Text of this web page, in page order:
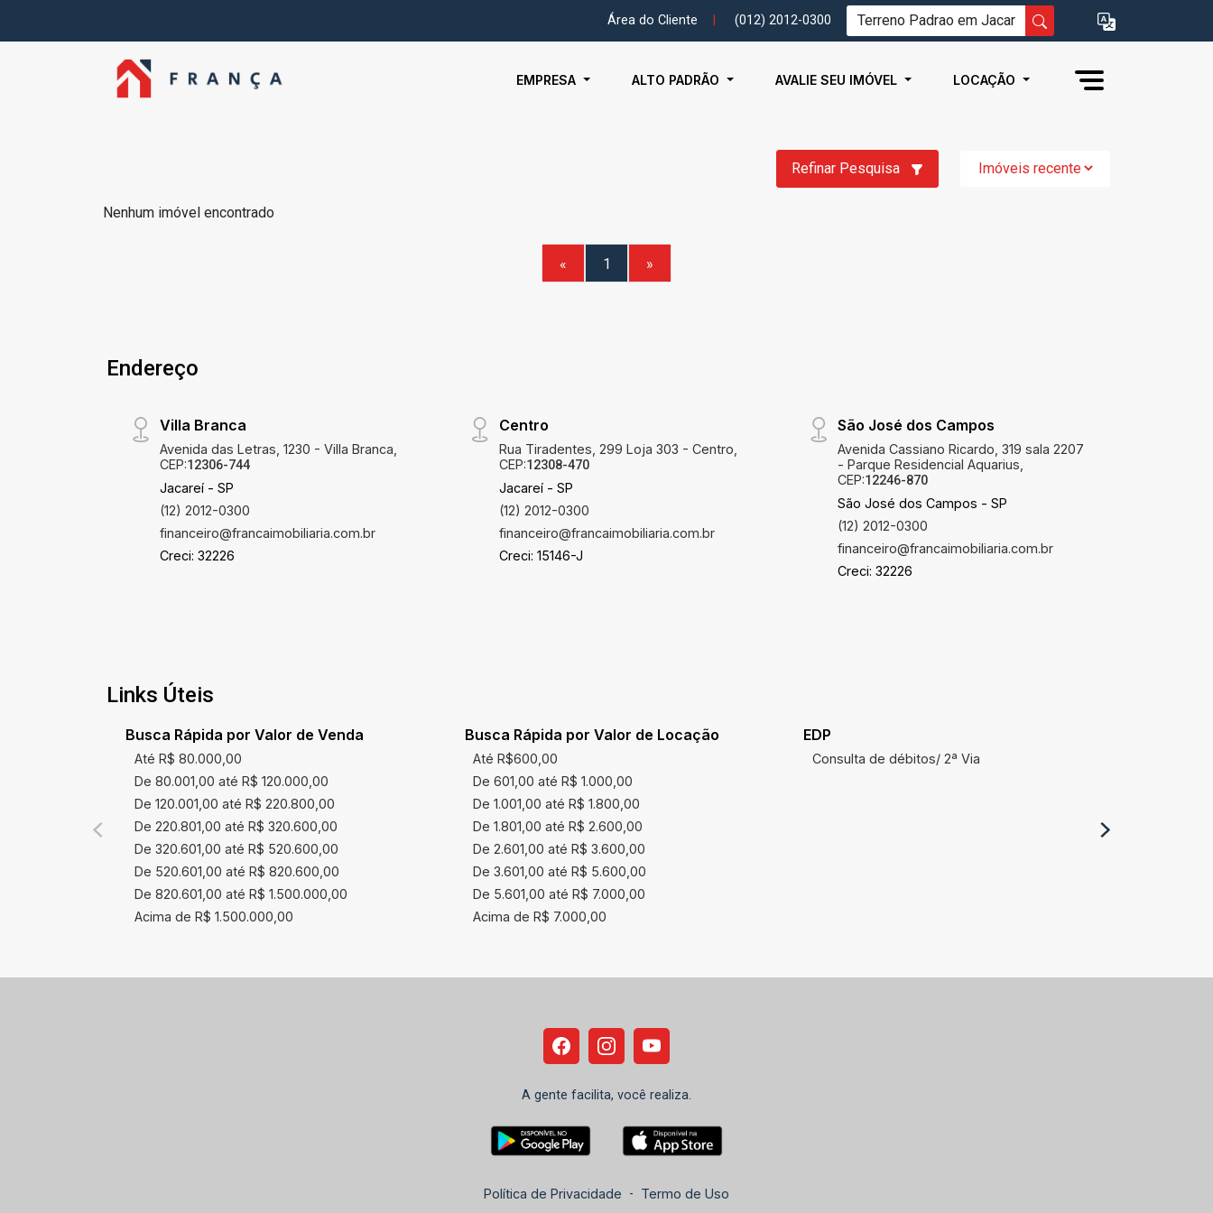
Área do Cliente (012) 2012-0300
EMPRESA ALTO PADRÃO AVALIE SEU IMÓVEL LOCAÇÃO
Refinar Pesquisa
Nenhum imóvel encontrado
« 1 »
Endereço
Villa Branca
Avenida das Letras, 1230 - Villa Branca,
CEP:12306-744
Jacareí - SP
(12) 2012-0300
financeiro@francaimobiliaria.com.br
Creci: 32226
Centro
Rua Tiradentes, 299 Loja 303 - Centro,
CEP:12308-470
Jacareí - SP
(12) 2012-0300
financeiro@francaimobiliaria.com.br
Creci: 15146-J
São José dos Campos
Avenida Cassiano Ricardo, 319 sala 2207
- Parque Residencial Aquarius,
CEP:12246-870
São José dos Campos - SP
(12) 2012-0300
financeiro@francaimobiliaria.com.br
Creci: 32226
Links Úteis
Busca Rápida por Valor de Venda
Até R$ 80.000,00
De 80.001,00 até R$ 120.000,00
De 120.001,00 até R$ 220.800,00
De 220.801,00 até R$ 320.600,00
De 320.601,00 até R$ 520.600,00
De 520.601,00 até R$ 820.600,00
De 820.601,00 até R$ 1.500.000,00
Acima de R$ 1.500.000,00
Busca Rápida por Valor de Locação
Até R$600,00
De 601,00 até R$ 1.000,00
De 1.001,00 até R$ 1.800,00
De 1.801,00 até R$ 2.600,00
De 2.601,00 até R$ 3.600,00
De 3.601,00 até R$ 5.600,00
De 5.601,00 até R$ 7.000,00
Acima de R$ 7.000,00
EDP
Consulta de débitos/ 2ª Via
A gente facilita, você realiza.
Política de Privacidade - Termo de Uso